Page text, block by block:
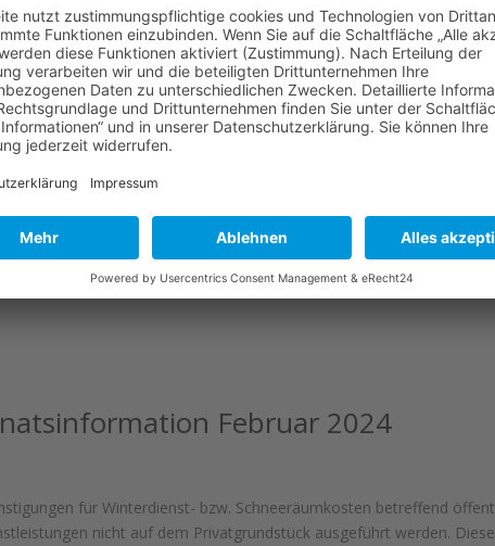
Februar 2024
für Winterdienst- bzw. Schneeräumkosten betreffend
nicht auf dem Privatgrundstück ausgeführt werden. Diese